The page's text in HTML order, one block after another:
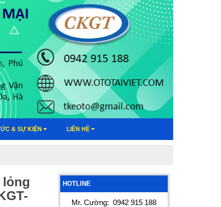
& SỰ KIỆN LIÊN HỆ
lỏng
HOTLINE
Mr. Cường: 0942 915 188